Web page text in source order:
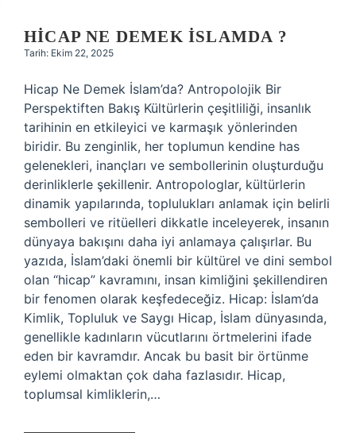
HICAP NE DEMEK ISLAMDA ?
Tarih: Ekim 22, 2025
Hicap Ne Demek İslam’da? Antropolojik Bir
Perspektiften Bakış Kültürlerin çeşitliliği, insanlık
tarihinin en etkileyici ve karmaşık yönlerinden
biridir. Bu zenginlik, her toplumun kendine has
gelenekleri, inançları ve sembollerinin oluşturduğu
derinliklerle şekillenir. Antropologlar, kültürlerin
dinamik yapılarında, toplulukları anlamak için belirli
sembolleri ve ritüelleri dikkatle inceleyerek, insanın
dünyaya bakışını daha iyi anlamaya çalışırlar. Bu
yazıda, İslam’daki önemli bir kültürel ve dini sembol
olan “hicap” kavramını, insan kimliğini şekillendiren
bir fenomen olarak keşfedeceğiz. Hicap: İslam’da
Kimlik, Topluluk ve Saygı Hicap, İslam dünyasında,
genellikle kadınların vücutlarını örtmelerini ifade
eden bir kavramdır. Ancak bu basit bir örtünme
eylemi olmaktan çok daha fazlasıdır. Hicap,
toplumsal kimliklerin,…